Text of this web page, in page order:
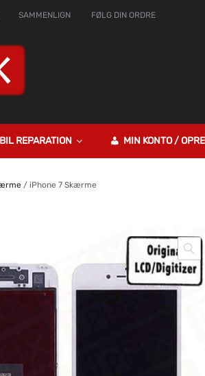
SAMMENLIGN FØLG DIN ORDRE
REPARATION MIN KONTO /
/ iPhone 7 Skærme